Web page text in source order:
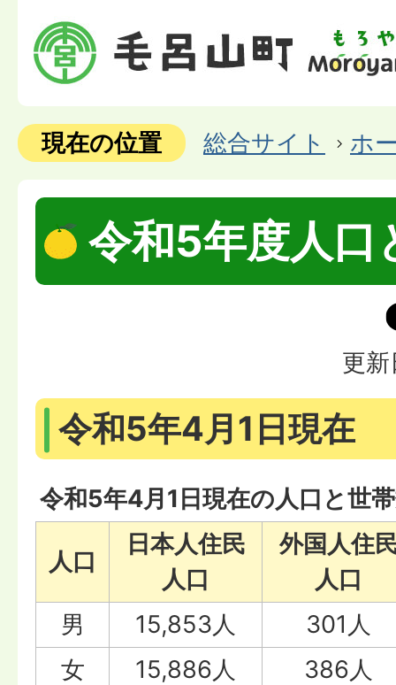
現在の位置 総合サイト ホ
令和5年度人口
更
令和5年4月1日現在
令和5年4月1日現在の人口と世
人口
日本人住民
人口
外国人住
人口
男
15,853人
301人
女
15,886人
386人